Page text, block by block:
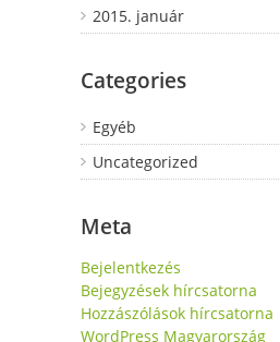
2015. január
Categories
Egyéb
Uncategorized
Meta
Bejelentkezés
Bejegyzések hírcsatorna
Hozzászólások hírcsatorna
WordPress Magyarország